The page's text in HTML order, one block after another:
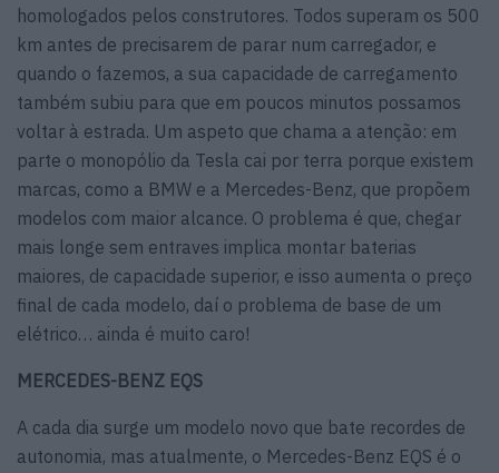
homologados pelos construtores. Todos superam os 500
km antes de precisarem de parar num carregador, e
quando o fazemos, a sua capacidade de carregamento
também subiu para que em poucos minutos possamos
voltar à estrada. Um aspeto que chama a atenção: em
parte o monopólio da Tesla cai por terra porque existem
marcas, como a BMW e a Mercedes-Benz, que propõem
modelos com maior alcance. O problema é que, chegar
mais longe sem entraves implica montar baterias
maiores, de capacidade superior, e isso aumenta o preço
final de cada modelo, daí o problema de base de um
elétrico… ainda é muito caro!
MERCEDES-BENZ EQS
A cada dia surge um modelo novo que bate recordes de
autonomia, mas atualmente, o Mercedes-Benz EQS é o